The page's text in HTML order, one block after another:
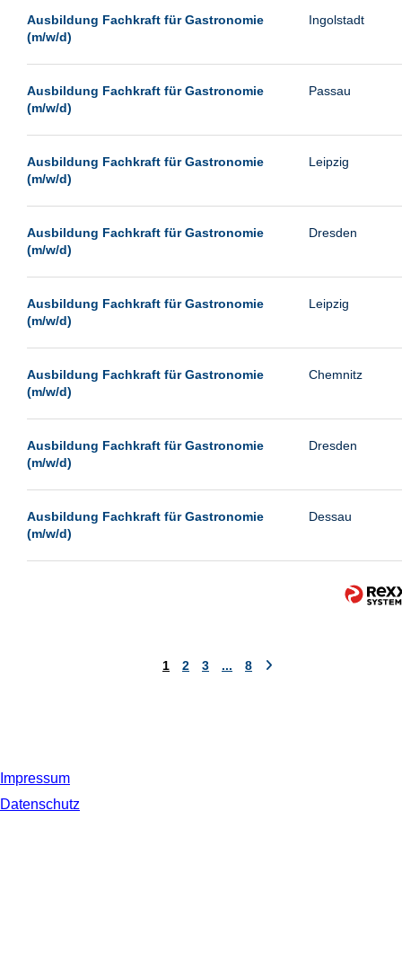
Weimar
Wuppertal
Ausbildung Fachkraft für Gastronomie
(m/w/d)
Ingolstadt
Ausbildung Fachkraft für Gastronomie
(m/w/d)
Passau
Ausbildung Fachkraft für Gastronomie
(m/w/d)
Leipzig
Ausbildung Fachkraft für Gastronomie
(m/w/d)
Dresden
Ausbildung Fachkraft für Gastronomie
(m/w/d)
Leipzig
Ausbildung Fachkraft für Gastronomie
(m/w/d)
Chemnitz
Ausbildung Fachkraft für Gastronomie
(m/w/d)
Dresden
Ausbildung Fachkraft für Gastronomie
(m/w/d)
Dessau
1 2 3 ... 8
Impressum
Datenschutz